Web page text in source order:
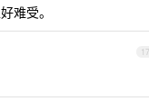
难受。
17